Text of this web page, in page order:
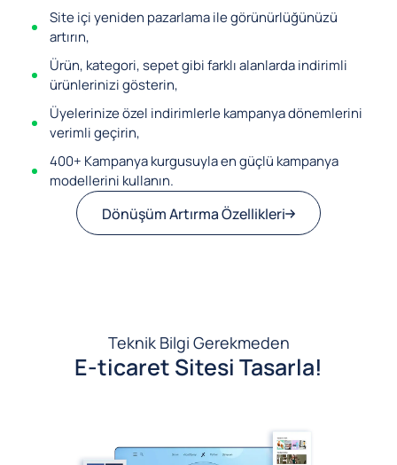
Site içi yeniden pazarlama ile görünürlüğünüzü
artırın,
Ürün, kategori, sepet gibi farklı alanlarda indirimli
ürünlerinizi gösterin,
Üyelerinize özel indirimlerle kampanya dönemlerini
verimli geçirin,
400+ Kampanya kurgusuyla en güçlü kampanya
modellerini kullanın.
Dönüşüm Artırma Özellikleri
Teknik Bilgi Gerekmeden
E-ticaret Sitesi Tasarla!